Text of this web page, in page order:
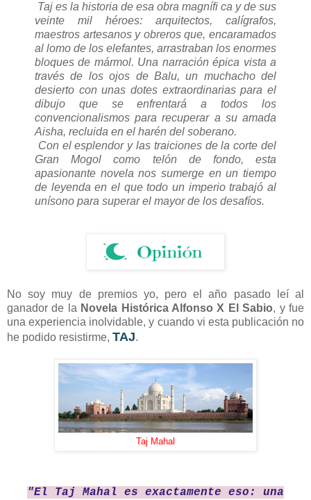
Taj es la historia de esa obra magnífi ca y de sus
veinte mil héroes: arquitectos, calígrafos,
maestros artesanos y obreros que, encaramados
al lomo de los elefantes, arrastraban los enormes
bloques de mármol. Una narración épica vista a
través de los ojos de Balu, un muchacho del
desierto con unas dotes extraordinarias para el
dibujo que se enfrentará a todos los
convencionalismos para recuperar a su amada
Aisha, recluida en el harén del soberano.
Con el esplendor y las traiciones de la corte del
Gran Mogol como telón de fondo, esta
apasionante novela nos sumerge en un tiempo
de leyenda en el que todo un imperio trabajó al
unísono para superar el mayor de los desafíos.
No soy muy de premios yo, pero el año pasado leí al
ganador de la Novela Histórica Alfonso X El Sabio, y fue
una experiencia inolvidable, y cuando vi esta publicación no
he podido resistirme, TAJ.
Taj Mahal
"El Taj Mahal es exactamente eso: una